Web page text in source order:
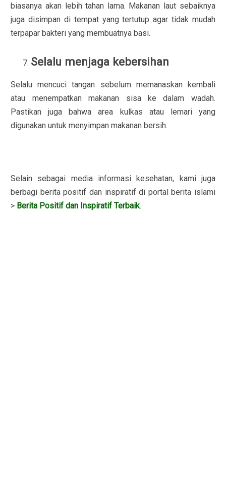
biasanya akan lebih tahan lama. Makanan laut sebaiknya
juga disimpan di tempat yang tertutup agar tidak mudah
terpapar bakteri yang membuatnya basi.
Selalu menjaga kebersihan
Selalu mencuci tangan sebelum memanaskan kembali
atau menempatkan makanan sisa ke dalam wadah.
Pastikan juga bahwa area kulkas atau lemari yang
digunakan untuk menyimpan makanan bersih.
Selain sebagai media informasi kesehatan, kami juga
berbagi berita positif dan inspiratif di portal berita islami
> Berita Positif dan Inspiratif Terbaik.